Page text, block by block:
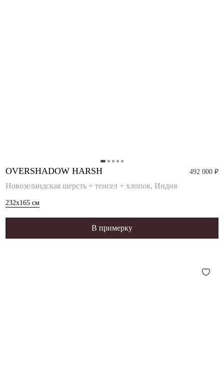
OVERSHADOW HARSH 492 000 ₽
Новозеландская шерсть + тенсел + хлопок, Индия
232x165 см
В примерку